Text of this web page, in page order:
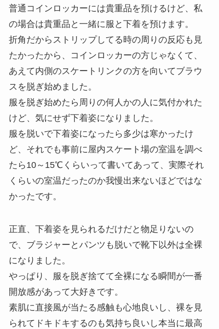
普通コインロッカーには貴重品を預けるけど、私
の場合は貴重品と一緒に服と下着を預けます。
折角だからストリップしてる時の周りの反応も見
たかったから、コインロッカーの方じゃなくて、
あえて内側のスケートリンクの方を向いてブラウ
スを脱ぎ始めました。
服を脱ぎ始めたら周りの何人かの人に気付かれた
けど、気にせず下着姿になりました。
服を脱いで下着姿になったら多少は寒かったけ
ど、それでも事前に屋内スケート場の室温を調べ
たら10～15℃くらいって書いてあって、実際それ
くらいの室温だったのか我慢出来ないほどではな
かったです。
正直、下着姿を見られるだけだと物足りないの
で、ブラジャーとパンツも脱いで靴下以外は全裸
になりました。
やっぱり、服を脱ぎ捨てて全裸になる瞬間が一番
開放感があって大好きです。
素肌に直接風が当たる感触も心地良いし、裸を見
られてドキドキするのも気持ち良いし本当に最高